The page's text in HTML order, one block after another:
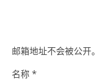
邮箱地址不会被公开。
名称 *